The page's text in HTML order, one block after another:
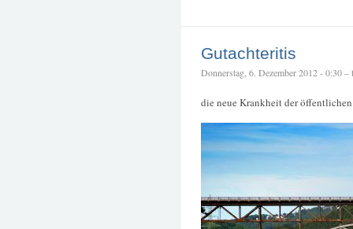
Gutachteritis
Donnerstag, 6. Dezember 2012 - 0:30 –
die neue Krankheit der